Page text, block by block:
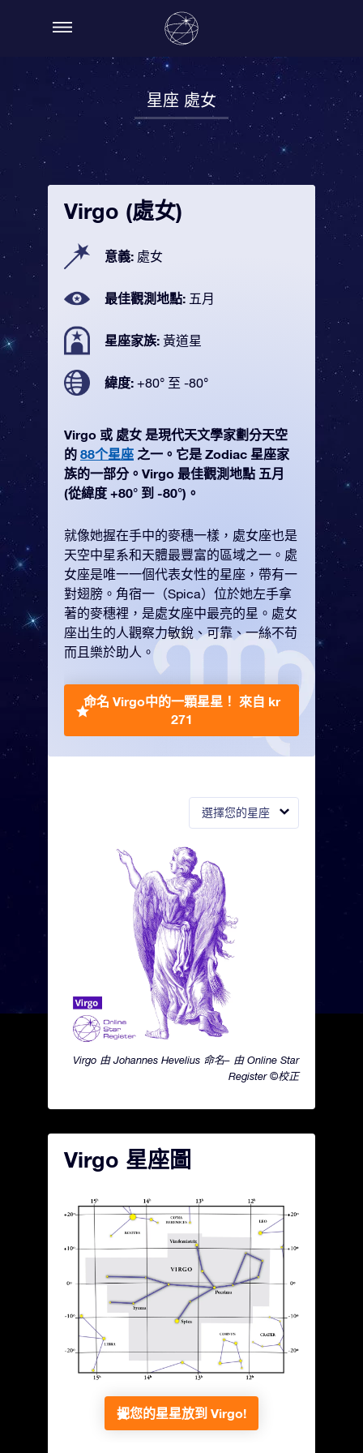
星座 處女
選擇您的星座
Virgo 由 Johannes Hevelius 命名– 由 Online Star
Register ©校正
Virgo (處女)
意義: 處女
最佳觀測地點: 五月
星座家族: 黃道星
緯度: +80° 至 -80°
Virgo 或 處女 是現代天文學家劃分天空
的 88个星座 之一。它是 Zodiac 星座家
族的一部分。Virgo 最佳觀測地點 五月
(從緯度 +80° 到 -80°)。
就像她握在手中的麥穗一樣，處女座也是
天空中星系和天體最豐富的區域之一。處
女座是唯一一個代表女性的星座，帶有一
對翅膀。角宿一（Spica）位於她左手拿
著的麥穗裡，是處女座中最亮的星。處女
座出生的人觀察力敏銳、可靠、一絲不苟
而且樂於助人。
命名 Virgo中的一顆星星！ 來自 kr
271
Virgo 星座圖
把您的星星放到 Virgo!